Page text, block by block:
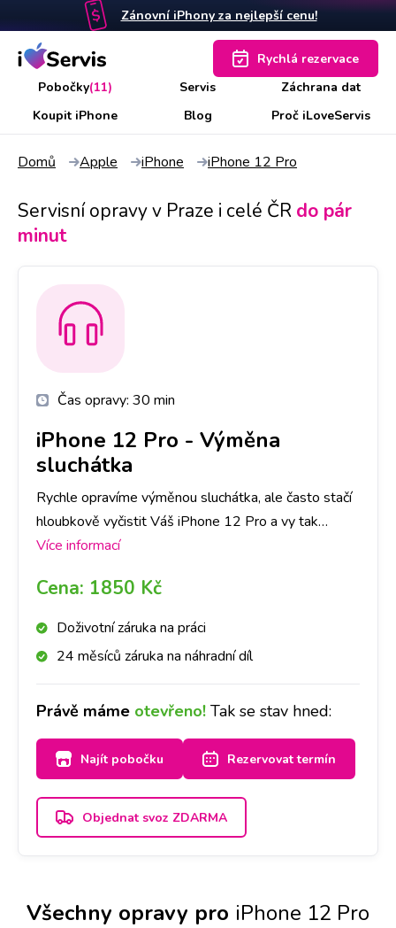
Zánovní iPhony za nejlepší cenu!
Pobočky(11) Servis
Záchrana dat
Koupit iPhone
Blog Proč iLoveServis
Rychlá rezervace
Domů Apple iPhone iPhone 12 Pro
Servisní opravy v Praze i celé ČR do pár
minut
Čas opravy: 30 min
iPhone 12 Pro - Výměna
sluchátka
Rychle opravíme výměnou sluchátka, ale často stačí
hloubkově vyčistit Váš iPhone 12 Pro a vy tak
ušetříte čas i peníze. Doporučujeme si udělat
abychom měli díl připraven. Sluchátko pak vyčistíme
nebo vyměníme a volajícího zase krásně uslyšíte.
Více informací
Cena: 1850 Kč
Doživotní záruka na práci
24 měsíců záruka na náhradní díl
Právě máme otevřeno! Tak se stav hned:
Najít pobočku Rezervovat termín
Objednat svoz ZDARMA
Všechny opravy pro iPhone 12 Pro